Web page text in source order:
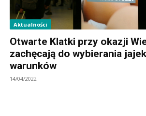
Aktualności
Otwarte Klatki przy okazji
zachęcają do wybierania
warunków
14/04/2022